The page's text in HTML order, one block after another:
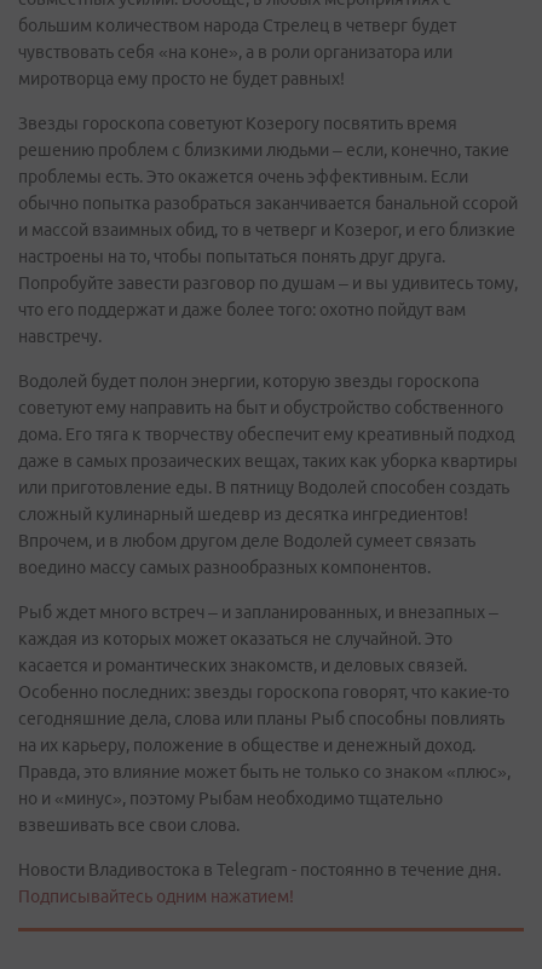
большим количеством народа Стрелец в четверг будет
чувствовать себя «на коне», а в роли организатора или
миротворца ему просто не будет равных!
Звезды гороскопа советуют Козерогу посвятить время
решению проблем с близкими людьми – если, конечно, такие
проблемы есть. Это окажется очень эффективным. Если
обычно попытка разобраться заканчивается банальной ссорой
и массой взаимных обид, то в четверг и Козерог, и его близкие
настроены на то, чтобы попытаться понять друг друга.
Попробуйте завести разговор по душам – и вы удивитесь тому,
что его поддержат и даже более того: охотно пойдут вам
навстречу.
Водолей будет полон энергии, которую звезды гороскопа
советуют ему направить на быт и обустройство собственного
дома. Его тяга к творчеству обеспечит ему креативный подход
даже в самых прозаических вещах, таких как уборка квартиры
или приготовление еды. В пятницу Водолей способен создать
сложный кулинарный шедевр из десятка ингредиентов!
Впрочем, и в любом другом деле Водолей сумеет связать
воедино массу самых разнообразных компонентов.
Рыб ждет много встреч – и запланированных, и внезапных –
каждая из которых может оказаться не случайной. Это
касается и романтических знакомств, и деловых связей.
Особенно последних: звезды гороскопа говорят, что какие-то
сегодняшние дела, слова или планы Рыб способны повлиять
на их карьеру, положение в обществе и денежный доход.
Правда, это влияние может быть не только со знаком «плюс»,
но и «минус», поэтому Рыбам необходимо тщательно
взвешивать все свои слова.
Новости Владивостока в Telegram - постоянно в течение дня.
Подписывайтесь одним нажатием!